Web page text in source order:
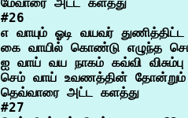
#26
எ வாயும் ஓடி வயவர் துணித்திட்ட
கை வாயில் கொண்டு எழுந்த
ஐ வாய் வய நாகம் கவ்வி
செம் வாய் உவணத்தின் தோன்றும்
தெவ்வாரை அட்ட களத்து
#27